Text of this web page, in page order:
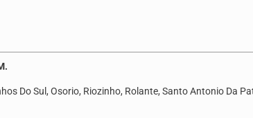
Do Sul, Osorio, Riozinho, Rolante, Santo Antonio Da